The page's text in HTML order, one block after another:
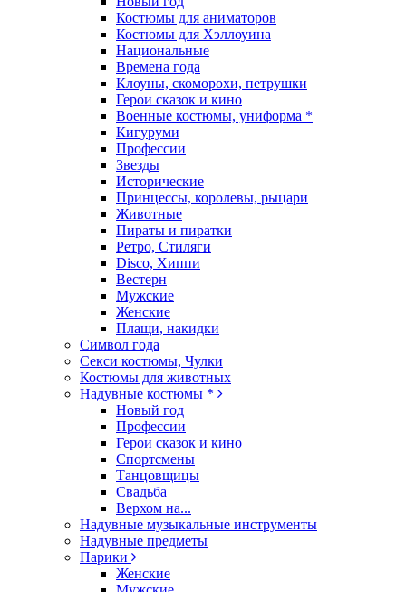
Костюмы для аниматоров
Костюмы для Хэллоуина
Национальные
Времена года
Клоуны, скоморохи, петрушки
Герои сказок и кино
Военные костюмы, униформа *
Кигуруми
Профессии
Звезды
Исторические
Принцессы, королевы, рыцари
Животные
Пираты и пиратки
Ретро, Стиляги
Disco, Хиппи
Вестерн
Мужские
Женские
Плащи, накидки
Символ года
Секси костюмы, Чулки
Костюмы для животных
Надувные костюмы *
Новый год
Профессии
Герои сказок и кино
Спортсмены
Танцовщицы
Свадьба
Верхом на...
Надувные музыкальные инструменты
Надувные предметы
Парики
Женские